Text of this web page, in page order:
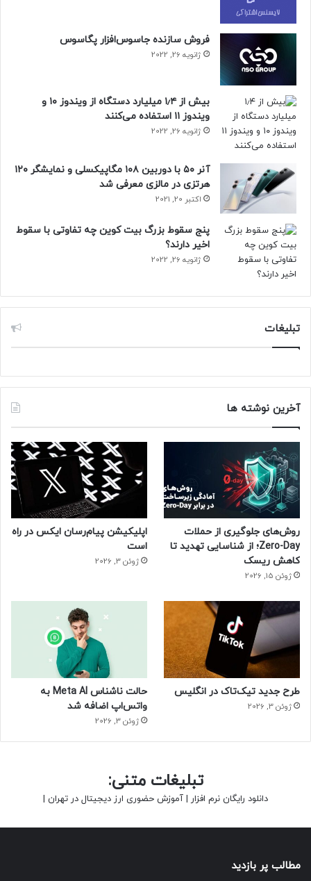
فروش سازنده جاسوس‌افزار پگاسوس
ژانویه 26, 2022
بیش از ۱٫۴ میلیارد دستگاه از ویندوز ۱۰ و
ویندوز ۱۱ استفاده می‌کنند
ژانویه 26, 2022
آنر ۵۰ با دوربین ۱۰۸ مگاپیکسلی و نمایشگر ۱۲۰
هرتزی در مالزی معرفی شد
اکتبر 20, 2021
پنج سقوط بزرگ بیت کوین چه تفاوتی با سقوط
اخیر دارند؟
ژانویه 26, 2022
تبلیغات
آخرین نوشته ها
روش‌های جلوگیری از حملات
Zero-Day؛ از شناسایی تهدید تا
کاهش ریسک
ژوئن 15, 2026
اپلیکیشن پیام‌رسان ایکس در راه
است
ژوئن 3, 2026
طرح جدید تیک‌تاک در انگلیس
ژوئن 3, 2026
حالت ناشناس Meta AI به
واتس‌اپ اضافه شد
ژوئن 3, 2026
تبلیغات متنی:
دانلود رایگان نرم افزار | آموزش حضوری ارز دیجیتال در تهران |
مطالب پر بازدید